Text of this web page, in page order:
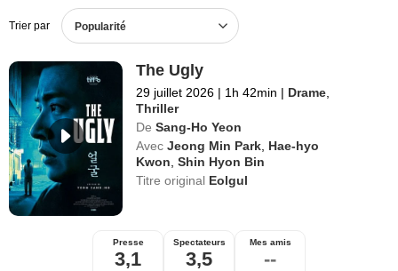
Trier par Popularité
The Ugly
29 juillet 2026 | 1h 42min | Drame
Thriller
De Sang-Ho Yeon
Avec Jeong Min Park Hae-hyo
Kwon ,Shin Hyon Bin
Titre original Eolgul
Presse
3,1
Spectateurs
3,5
Mes amis
--